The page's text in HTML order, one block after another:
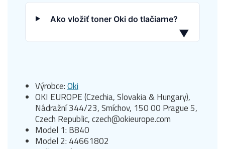
Ako vložiť toner Oki do tlačiarne?
▼
Výrobce:Oki
OKI EUROPE (Czechia, Slovakia & Hungary),
Nádražní 344/23, Smíchov, 150 00 Prague 5,
Czech Republic, czech@okieurope.com
Model 1: B840
Model 2: 44661802